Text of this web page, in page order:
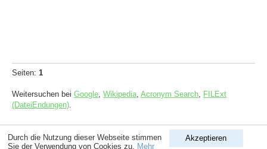
Seiten: 1
Weitersuchen bei Google Wikipedia Acronym Search FILExt
(DateiEndungen)
Akzeptieren
Durch die Nutzung dieser Webseite stimmen
Sie der Verwendung von Cookies zu. Mehr
| All rights reserved.